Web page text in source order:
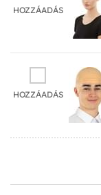
HOZZÁADÁS
HOZZÁADÁS